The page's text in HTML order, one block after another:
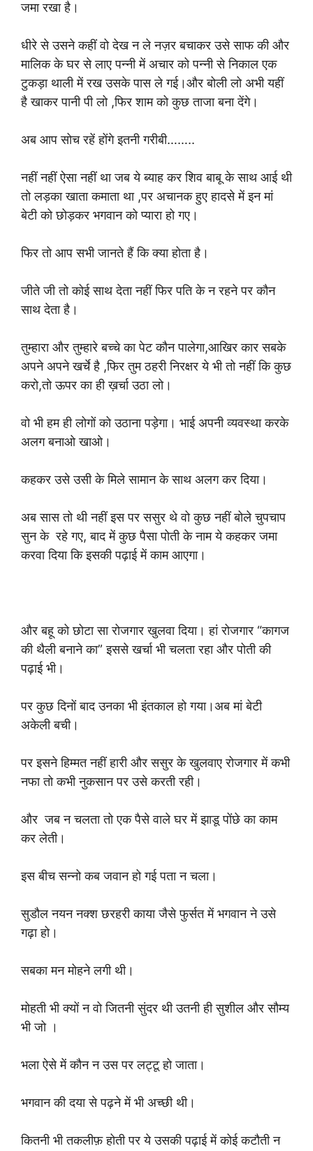
जमा रखा है।
धीरे से उसने कहीं वो देख न ले नज़र बचाकर उसे साफ की और
मालिक के घर से लाए पन्नी में अचार को पन्नी से निकाल एक
टुकड़ा थाली में रख उसके पास ले गई।और बोली लो अभी यहीं
है खाकर पानी पी लो ,फिर शाम को कुछ ताजा बना देंगे।
अब आप सोच रहें होंगे इतनी गरीबी……..
नहीं नहीं ऐसा नहीं था जब ये ब्याह कर शिव बाबू के साथ आई थी
तो लड़का खाता कमाता था ,पर अचानक हुए हादसे में इन मां
बेटी को छोड़कर भगवान को प्यारा हो गए।
फिर तो आप सभी जानते हैं कि क्या होता है।
जीते जी तो कोई साथ देता नहीं फिर पति के न रहने पर कौन
साथ देता है।
तुम्हारा और तुम्हारे बच्चे का पेट कौन पालेगा,आखिर कार सबके
अपने अपने खर्चे है ,फिर तुम ठहरी निरक्षर ये भी तो नहीं कि कुछ
करो,तो ऊपर का ही ख़र्चा उठा लो।
वो भी हम ही लोगों को उठाना पड़ेगा। भाई अपनी व्यवस्था करके
अलग बनाओ खाओ।
कहकर उसे उसी के मिले सामान के साथ अलग कर दिया।
अब सास तो थी नहीं इस पर ससुर थे वो कुछ नहीं बोले चुपचाप
सुन के रहे गए, बाद में कुछ पैसा पोती के नाम ये कहकर जमा
करवा दिया कि इसकी पढ़ाई में काम आएगा।
और बहू को छोटा सा रोजगार खुलवा दिया। हां रोजगार “कागज
की थैली बनाने का” इससे खर्चा भी चलता रहा और पोती की
पढ़ाई भी।
पर कुछ दिनों बाद उनका भी इंतकाल हो गया।अब मां बेटी
अकेली बची।
पर इसने हिम्मत नहीं हारी और ससुर के खुलवाए रोजगार में कभी
नफा तो कभी नुकसान पर उसे करती रही।
और जब न चलता तो एक पैसे वाले घर में झाडू पोंछे का काम
कर लेती।
इस बीच सन्नो कब जवान हो गई पता न चला।
सुडौल नयन नक्श छरहरी काया जैसे फुर्सत में भगवान ने उसे
गढ़ा हो।
सबका मन मोहने लगी थी।
मोहती भी क्यों न वो जितनी सुंदर थी उतनी ही सुशील और सौम्य
भी जो ।
भला ऐसे में कौन न उस पर लट्टू हो जाता।
भगवान की दया से पढ़ने में भी अच्छी थी।
कितनी भी तकलीफ़ होती पर ये उसकी पढ़ाई में कोई कटौती न